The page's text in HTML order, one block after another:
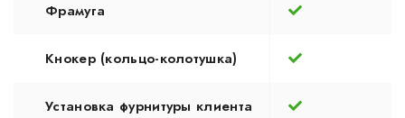
Фрамуга
Кнокер (кольцо-колотушка)
Установка фурнитуры клиента